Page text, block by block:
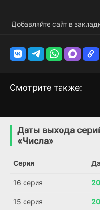
Добавляйте сайт в
Смотрите также:
(2020)
8.0
Даты выхода
«Числа»
Серия
16 серия
15 серия